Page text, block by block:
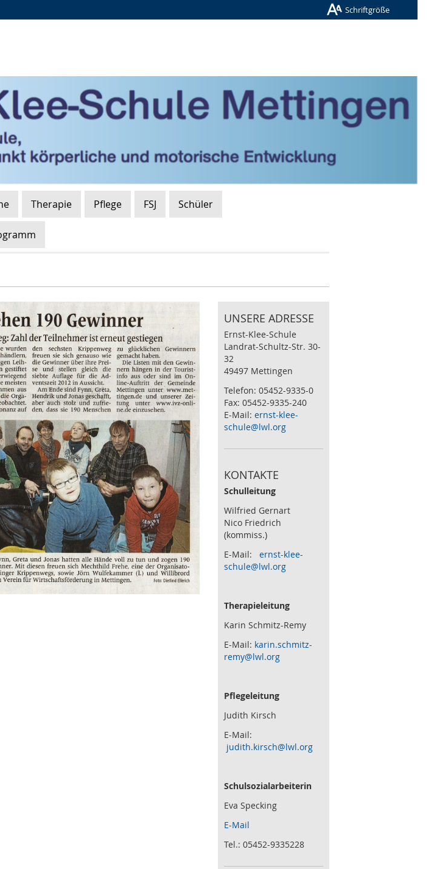
Schriftgröße
Therapie Pflege FSJ Schüler
UNSERE ADRESSE
Ernst-Klee-Schule
Landrat-Schultz-Str. 30-
32
49497 Mettingen
Telefon: 05452-9335-0
Fax: 05452-9335-240
E-Mail:ernst-klee-
schule@lwl.org
KONTAKTE
Schulleitung
Wilfried Gernart
Nico Friedrich
(kommiss.)
E-Mail:ernst-klee-
schule@lwl.org
Therapieleitung
Karin Schmitz-Remy
E-Mail: karin.schmitz-
remy@lwl.org
Pflegeleitung
Judith Kirsch
E-Mail:
judith.kirsch@lwl.org
Schulsozialarbeiterin
Eva Specking
E-Mail
Tel.: 05452-9335228